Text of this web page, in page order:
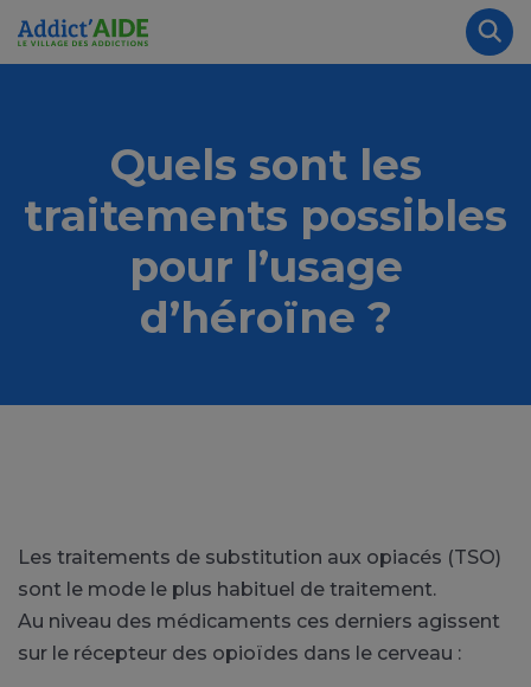
Aller au contenu principal
Quels sont les
traitements possibles
pour l’usage
d’héroïne ?
Les traitements de substitution aux opiacés (TSO)
sont le mode le plus habituel de traitement.
Au niveau des médicaments ces derniers agissent
sur le récepteur des opioïdes dans le cerveau :
Panneau de gestion des cookies